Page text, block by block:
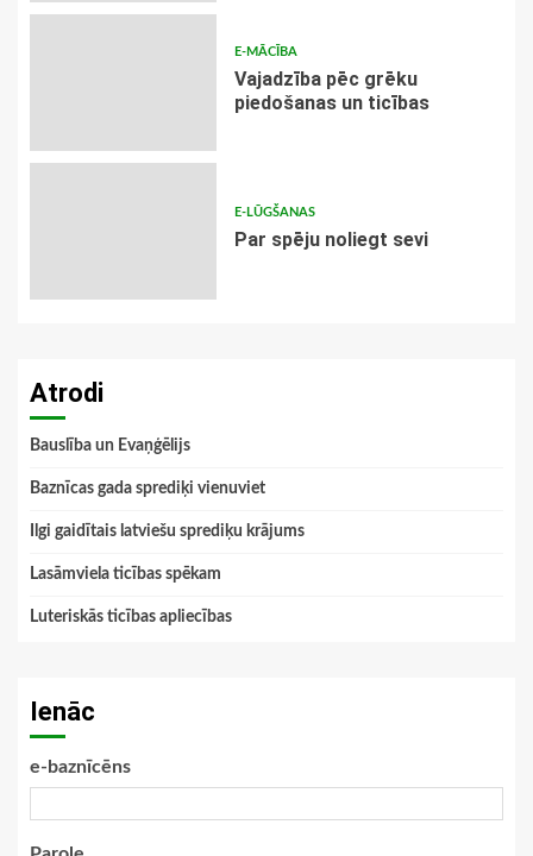
E-MĀCĪBA
Vajadzība pēc grēku
piedošanas un ticības
E-LŪGŠANAS
Par spēju noliegt sevi
Atrodi
Bauslība un Evaņģēlijs
Baznīcas gada sprediķi vienuviet
Ilgi gaidītais latviešu sprediķu krājums
Lasāmviela ticības spēkam
Luteriskās ticības apliecības
Ienāc
e-baznīcēns